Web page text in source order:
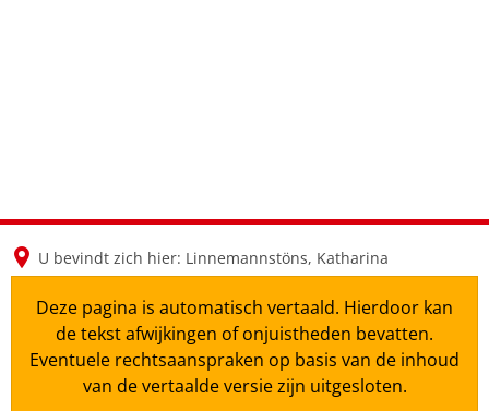
U bevindt zich hier: Linnemannstöns, Katharina
Deze pagina is automatisch vertaald. Hierdoor kan
de tekst afwijkingen of onjuistheden bevatten.
Eventuele rechtsaanspraken op basis van de inhoud
van de vertaalde versie zijn uitgesloten.